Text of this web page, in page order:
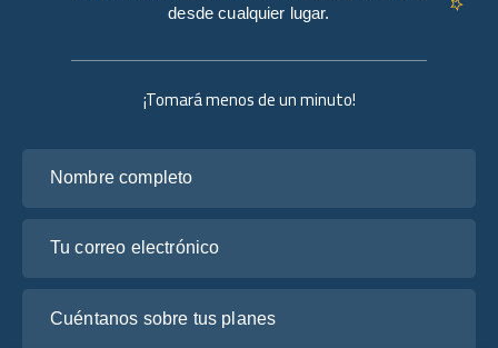
¡Tomará menos de un minuto!
desde cualquier lugar.